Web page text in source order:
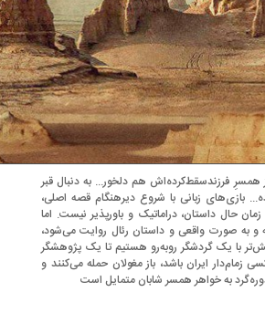
هم دلخور... به دنبال قبر
زبانی با شروع دیرهنگام قصه اصلی،
دراماتیک و باورپذیر نیست. اما
واقعی و داستان رئال روایت می‌شود،
گردشگر روبه‌رو هستیم تا یک پژوهشگر
ایران باشد، باز مغولان حمله می‌کنند و
خواهر همسر شابان متمایل است